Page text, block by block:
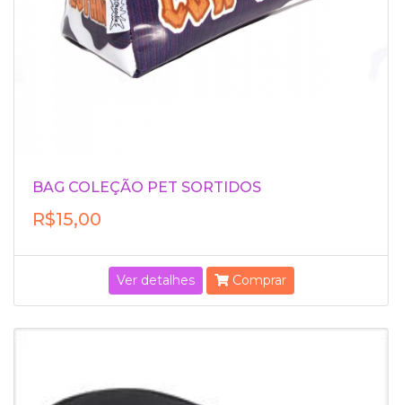
BAG COLEÇÃO PET SORTIDOS
R$15,00
Ver detalhes Comprar